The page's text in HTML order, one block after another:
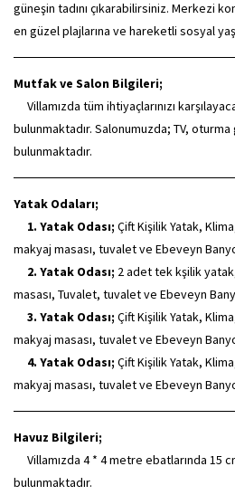
güneşin tadını çıkarabilirsiniz. Merkezi
en güzel plajlarına ve hareketli sosyal
Mutfak ve Salon Bilgileri;
Villamızda tüm ihtiyaçlarınızı
bulunmaktadır. Salonumuzda; TV,
bulunmaktadır.
Yatak Odaları;
1. Yatak Odası; Çift Kişilik Yatak,
makyaj masası, tuvalet ve Ebeveyn
2. Yatak Odası; 2 adet tek kşilik
masası, Tuvalet, tuvalet ve Ebeveyn
3. Yatak Odası; Çift Kişilik Yatak,
makyaj masası, tuvalet ve Ebeveyn
4. Yatak Odası; Çift Kişilik Yatak,
makyaj masası, tuvalet ve Ebeveyn
Havuz Bilgileri;
Villamızda 4 * 4 metre ebatlarında 15
bulunmaktadır.